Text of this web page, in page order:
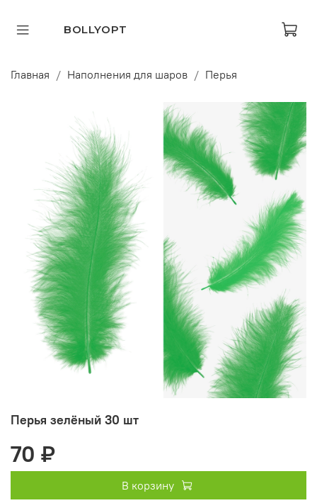
BOLLYOPT
Главная Наполнения для шаров Перья
Перья зелёный 30 шт
70 ₽
В корзину